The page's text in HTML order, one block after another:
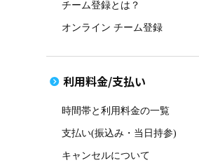
チーム登録とは？
オンライン チーム登録
利用料金/支払い
時間帯と利用料金の一覧
支払い(振込み・当日持参)
キャンセルについて